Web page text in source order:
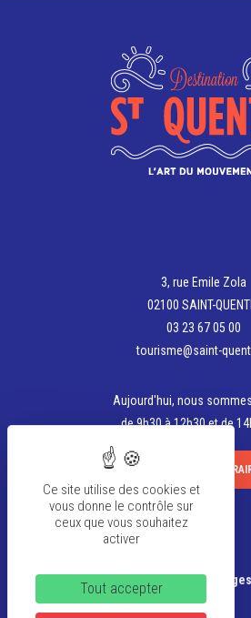
3, rue Emile Zola
02100 SAINT-
03 23 67 05 00
tourisme@saint-
Aujourd'hui, nous
de 9h30 à 12h30 et de
VOIR TOUS LES
Banque d’Images
Ce site utilise des cookies et
vous donne le contrôle sur
ceux que vous souhaitez
activer
Tout accepter